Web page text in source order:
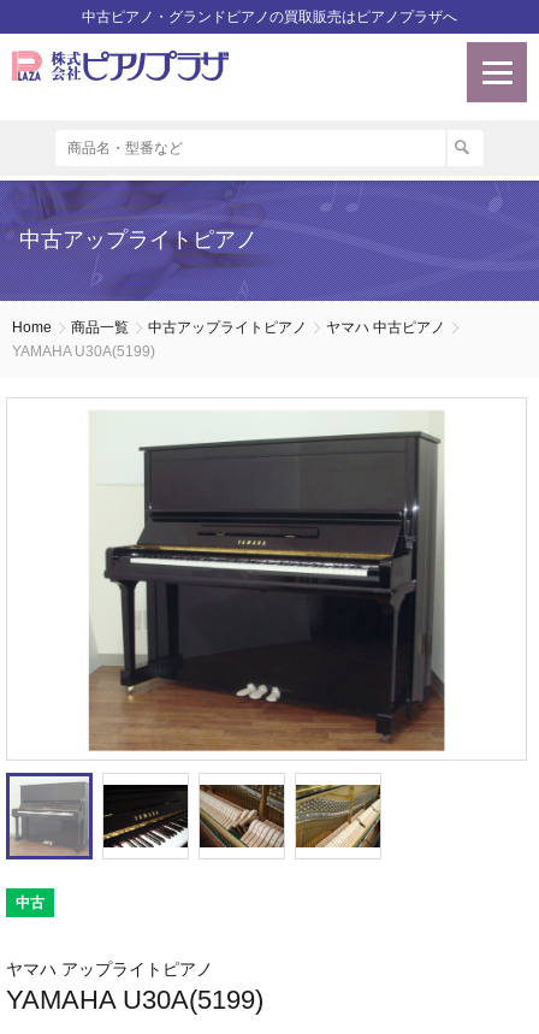
中古ピアノ・グランドピアノの買取販売はピアノプラザへ
中古アップライトピアノ
Home 商品一覧 中古アップライトピアノ
ヤマハ 中古ピアノ
YAMAHA U30A(5199)
中古
ヤマハ アップライトピアノ
YAMAHA U30A(5199)